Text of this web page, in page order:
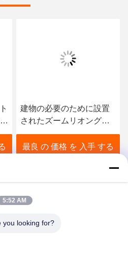
に設置
ングリ
レーン
手 する
80トンのトラックク
ン シャニ 重工業 良
態
最良 の 価格 を 入手
5:52 AM
you looking for?